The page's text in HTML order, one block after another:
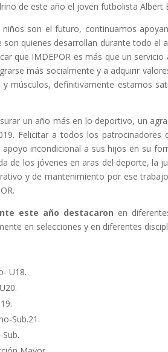
de este año el joven futbolista Albert
son el futuro, continuamos
quienes desarrollan durante todo el
que IMDEPOR es más que un
más socialmente y a adquirir
músculos, definitivamente estamos
un año más en lo deportivo, un
Felicitar a todos los
incondicional a sus hijos en su
de los jóvenes en aras del deporte, la
y de mantenimiento por ese
este año destacaron en
en selecciones y en diferentes
U18.
Sub.21.